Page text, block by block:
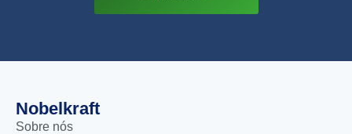
Nobelkraft
Sobre nós